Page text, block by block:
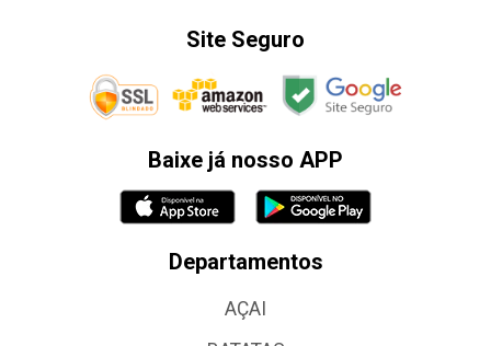
Site Seguro
Baixe já nosso APP
Departamentos
AÇAI